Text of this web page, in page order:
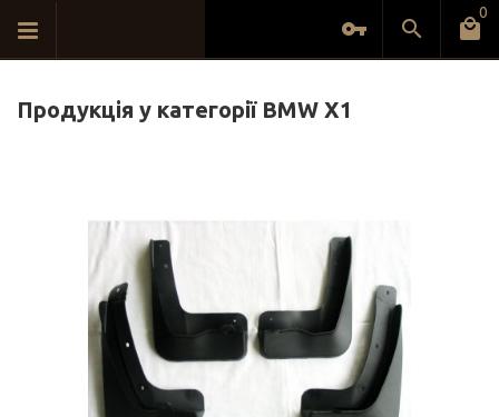
0
Продукція у категорії BMW X1